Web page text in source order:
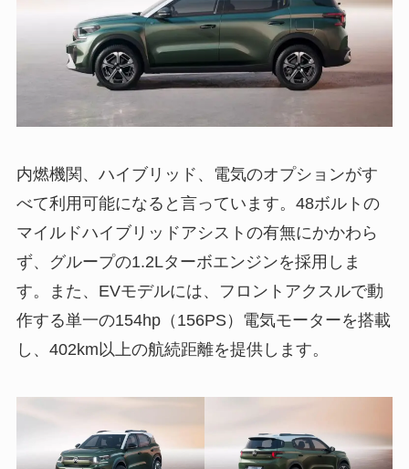
内燃機関、ハイブリッド、電気のオプションがす
べて利用可能になると言っています。48ボルトの
マイルドハイブリッドアシストの有無にかかわら
ず、グループの1.2Lターボエンジンを採用しま
す。また、EVモデルには、フロントアクスルで動
作する単一の154hp（156PS）電気モーターを搭載
し、402km以上の航続距離を提供します。